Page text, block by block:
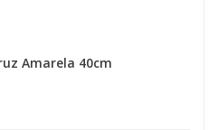
Amarela 40cm